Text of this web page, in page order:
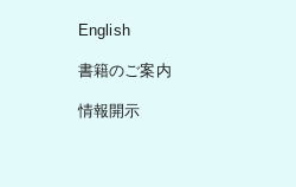
English
書籍のご案内
情報開示